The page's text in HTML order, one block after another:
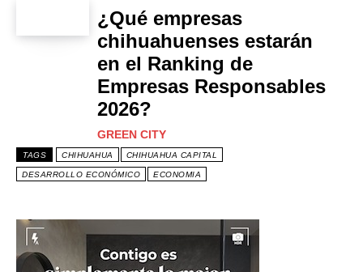
¿Qué empresas
chihuahuenses estarán
en el Ranking de
Empresas Responsables
2026?
GREEN CITY
TAGS CHIHUAHUA CHIHUAHUA CAPITAL
DESARROLLO ECONÓMICO ECONOMIA